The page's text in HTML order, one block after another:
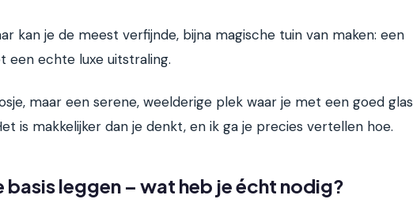
kan je de meest verfijnde, bijna magische tuin van maken: een
een echte luxe uitstraling.
maar een serene, weelderige plek waar je met een goed glas
is makkelijker dan je denkt, en ik ga je precies vertellen hoe.
basis leggen – wat heb je écht nodig?